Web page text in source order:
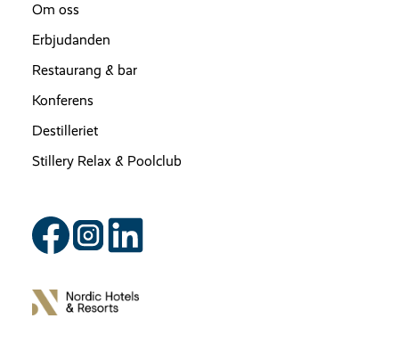
Om oss
Erbjudanden
Restaurang & bar
Konferens
Destilleriet
Stillery Relax & Poolclub